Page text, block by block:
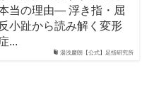
湯浅慶朗【公式】足指研究所
当の理由― 浮き指・屈
小趾から読み解く変形
...